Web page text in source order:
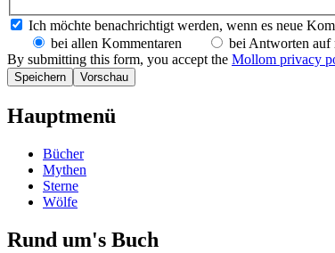
Ich möchte benachrichtigt werden, wenn es neue
bei allen Kommentaren
bei Antworten auf
By submitting this form, you accept the Mollom privacy
Hauptmenü
Bücher
Mythen
Sterne
Wölfe
Rund um's Buch